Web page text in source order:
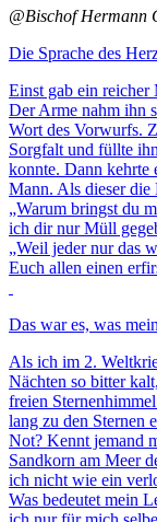
@Bischof Hermann
Die Sprache des
Einst gab ein
Der Arme nahm ihn
Wort des Vorwurfs.
Sorgfalt und füllte
konnte. Dann kehrte
Mann. Als dieser die
„Warum bringst du
ich dir nur Müll
„Weil jeder nur das
Euch allen einen
Das war es, was
Als ich im 2.
Nächten so bitter
freien
lang zu den Sternen
Not? Kennt jemand
Sandkorn am Meer
ich nicht wie ein
Was bedeutet mein